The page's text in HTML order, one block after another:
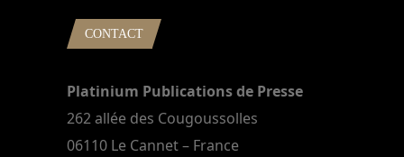
CONTACT
Platinium Publications de Presse
262 allée des Cougoussolles
06110 Le Cannet – France